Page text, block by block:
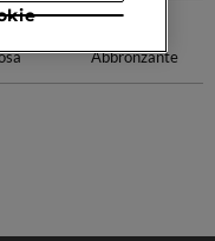
Abbronzante